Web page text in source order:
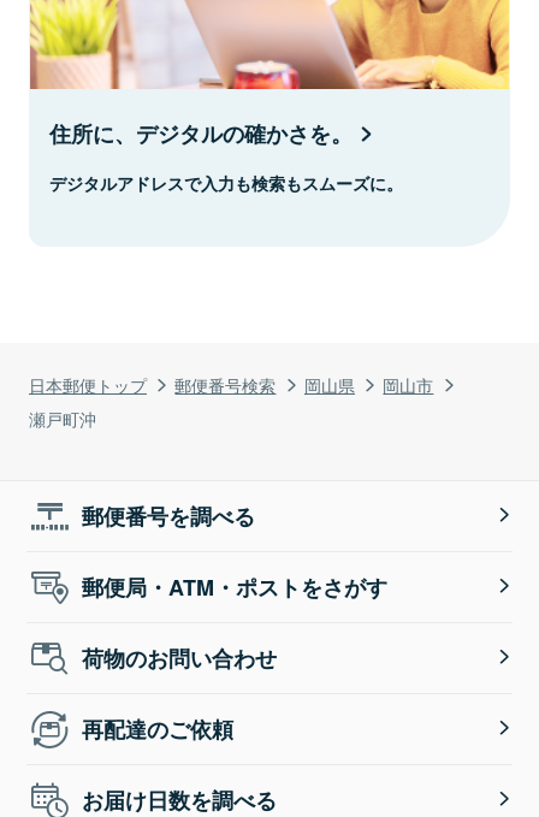
日本郵便トップ 郵便番号検索 岡山県
岡山市
瀬戸町沖
住所に、デジタルの確かさを。
デジタルアドレスで入力も検索もスムーズに。
郵便番号を調べる
郵便局・ATM・ポストをさがす
荷物のお問い合わせ
再配達のご依頼
お届け日数を調べる